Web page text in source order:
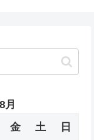
月
金 土
日